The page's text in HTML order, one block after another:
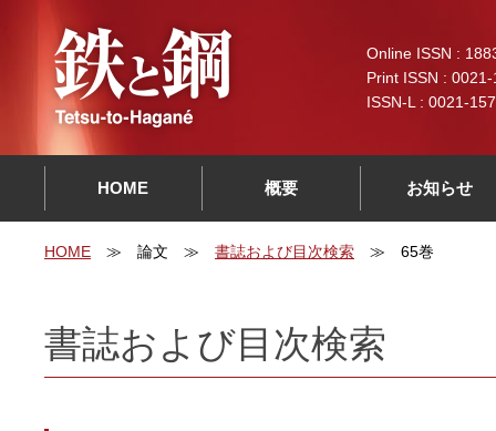
Online ISSN :
Print ISSN :
ISSN-L : 0021-
HOME 概要 お知らせ
HOME 論文 書誌および目次検索 65巻
書誌および目次検索